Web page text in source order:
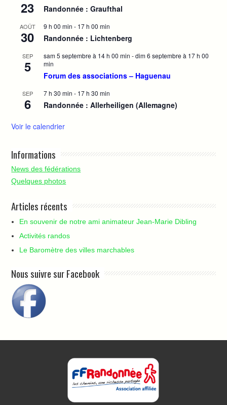
23 Randonnée : Graufthal
AOÛT
30
9 h 00 min - 17 h 00 min
Randonnée : Lichtenberg
SEP
5
sam 5 septembre à 14 h 00 min -dim 6 septembre à 17 h 00
min
Forum des associations – Haguenau
SEP
6
7 h 30 min - 17 h 30 min
Randonnée : Allerheiligen (Allemagne)
Voir le calendrier
Informations
News des fédérations
Quelques photos
Articles récents
En souvenir de notre ami animateur Jean-Marie Dibling
Activités randos
Le Baromètre des villes marchables
Nous suivre sur Facebook